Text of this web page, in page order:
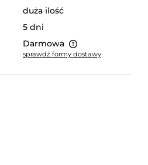
duża ilość
5 dni
Darmowa
kosztów płatności
sprawdź formy dostawy